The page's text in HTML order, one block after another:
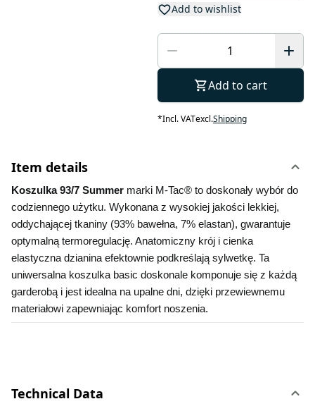
Add to wishlist
Add to cart
*Incl. VATexcl.Shipping
Item details
Koszulka 93/7 Summer marki M-Tac® to doskonały wybór do
codziennego użytku. Wykonana z wysokiej jakości lekkiej,
oddychającej tkaniny (93% bawełna, 7% elastan), gwarantuje
optymalną termoregulację. Anatomiczny krój i cienka
elastyczna dzianina efektownie podkreślają sylwetkę. Ta
uniwersalna koszulka basic doskonale komponuje się z każdą
garderobą i jest idealna na upalne dni, dzięki przewiewnemu
materiałowi zapewniając komfort noszenia.
Technical Data